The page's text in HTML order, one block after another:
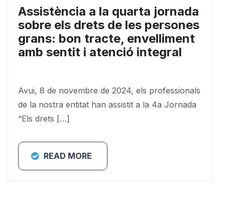
Assistència a la quarta jornada
sobre els drets de les persones
grans: bon tracte, envelliment
amb sentit i atenció integral
Avui, 8 de novembre de 2024, els professionals
de la nostra entitat han assistit a la 4a Jornada
“Els drets […]
READ MORE